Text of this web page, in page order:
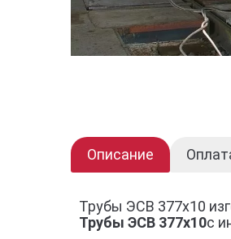
Описание
Трубы ЭСВ 377х10
Трубы ЭСВ 377х10с